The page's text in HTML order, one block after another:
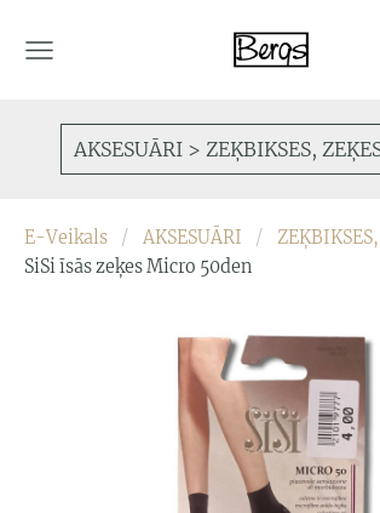
AKSESUĀRI > ZEĶBIKSES,
E-Veikals AKSESUĀRI
SiSi īsās zeķes Micro 50den